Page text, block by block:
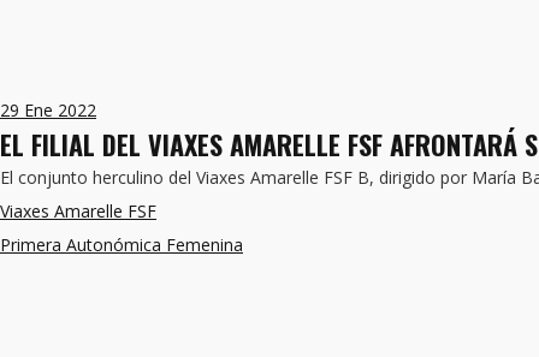
29 Ene 2022
EL FILIAL DEL VIAXES AMARELLE FSF
El conjunto herculino del Viaxes Amarelle FSF B, dirigido por María
Viaxes Amarelle FSF
Primera Autonómica Femenina